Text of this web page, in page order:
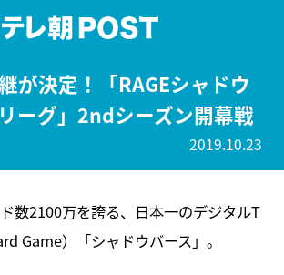
が決定！「RAGEシャドウ
ーグ」2ndシーズン開幕戦
2019.10.23
数2100万を誇る、日本一のデジタルT
Game）「シャドウバース」。